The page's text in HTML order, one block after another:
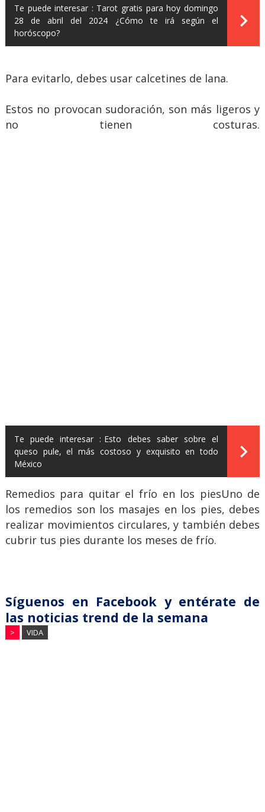
Te puede interesar : Tarot gratis para hoy domingo
28 de abril del 2024 ¿Cómo te irá según el
horóscopo?
Para evitarlo, debes usar calcetines de lana.
Estos no provocan sudoración, son más ligeros y
no tienen costuras.
Te puede interesar : Esto debes saber sobre el
queso pule, el más costoso y exquisito en todo
México
Remedios para quitar el frío en los piesUno de
los remedios son los masajes en los pies, debes
realizar movimientos circulares, y también debes
cubrir tus pies durante los meses de frío.
Síguenos en Facebook y entérate de
las noticias trend de la semana
> VIDA